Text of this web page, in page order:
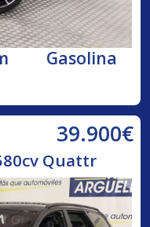
Gasolina
39.900€
Quattr